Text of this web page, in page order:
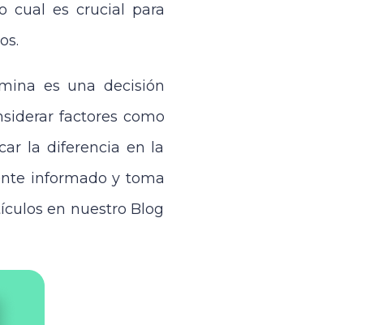
cual es crucial para
es una decisión
factores como
la diferencia en la
informado y toma
en nuestro Blog